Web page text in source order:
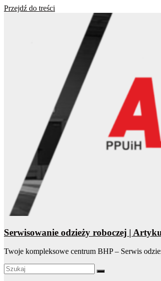
Przejdź do treści
Serwisowanie odzieży roboczej |
Twoje kompleksowe centrum BHP – Serwis